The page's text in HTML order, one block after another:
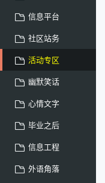
信息平台
社区站务
活动专区
幽默笑话
心情文字
毕业之后
信息工程
外语角落